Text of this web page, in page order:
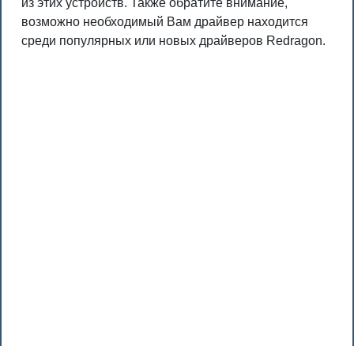
из этих устройств. Также обратите внимание,
возможно необходимый Вам драйвер находится
среди популярных или новых драйверов Redragon.